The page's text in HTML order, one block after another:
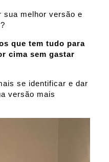
sua melhor versão e
que tem tudo para
cima sem gastar
se identificar e dar
versão mais